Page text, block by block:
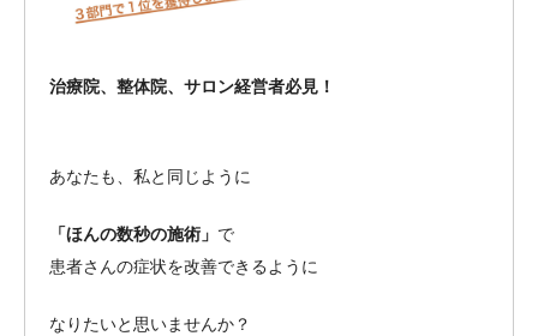
治療院、整体院、サロン経営者必見！
あなたも、私と同じように
「ほんの数秒の施術」 で
患者さんの症状を改善できるように
なりたいと思いませんか？